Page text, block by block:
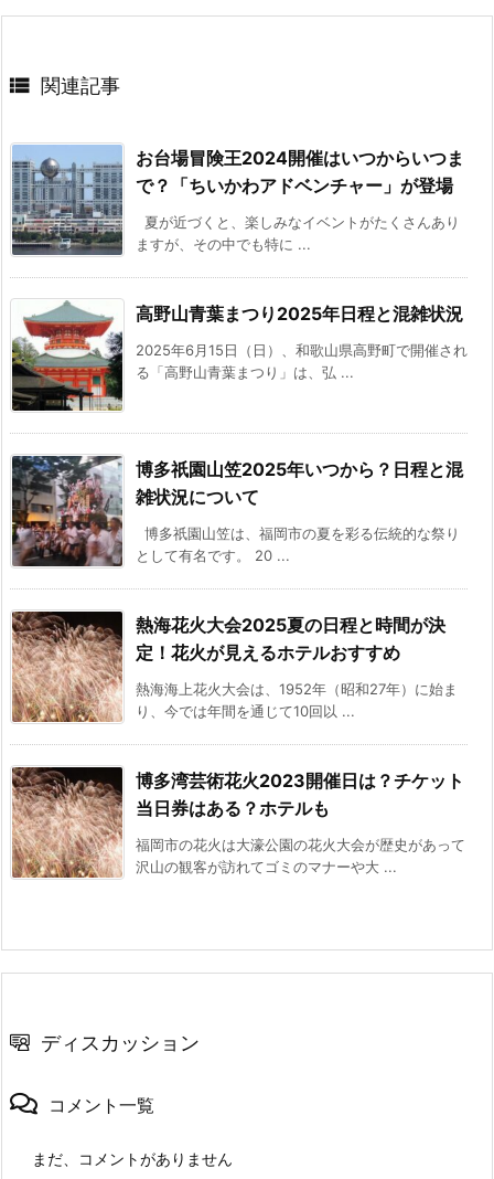
 関連記事
お台場冒険王2024開催はいつからいつま
で？「ちいかわアドベンチャー」が登場
夏が近づくと、楽しみなイベントがたくさんあり
ますが、その中でも特に ...
高野山青葉まつり2025年日程と混雑状況
2025年6月15日（日）、和歌山県高野町で開催され
る「高野山青葉まつり」は、弘 ...
博多祇園山笠2025年いつから？日程と混
雑状況について
博多祇園山笠は、福岡市の夏を彩る伝統的な祭り
として有名です。 20 ...
熱海花火大会2025夏の日程と時間が決
定！花火が見えるホテルおすすめ
熱海海上花火大会は、1952年（昭和27年）に始ま
り、今では年間を通じて10回以 ...
博多湾芸術花火2023開催日は？チケット
当日券はある？ホテルも
福岡市の花火は大濠公園の花火大会が歴史があって
沢山の観客が訪れてゴミのマナーや大 ...
ディスカッション
コメント一覧
まだ、コメントがありません